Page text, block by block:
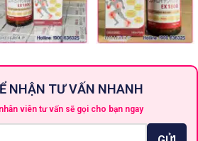
NHẬN TƯ VẤN NHANH
viên tư vấn sẽ gọi cho bạn ngay